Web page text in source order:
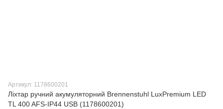
Артикул: 1178600201
Ліхтар ручний акумуляторний Brennenstuhl LuxPremium LED
TL 400 AFS-IP44 USB (1178600201)